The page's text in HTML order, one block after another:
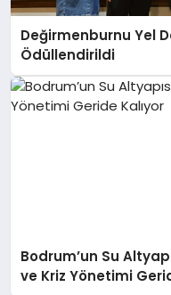
Değirmenburnu Yel
Ödüllendirildi
Bodrum’un Su
ve Kriz Yönetimi